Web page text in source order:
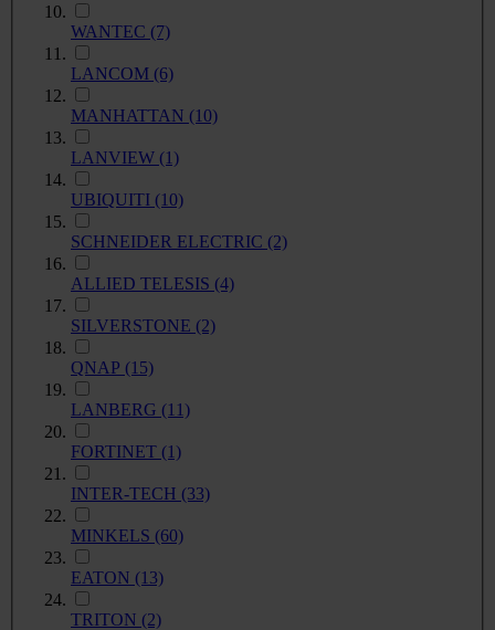
WANTEC (7)
LANCOM (6)
MANHATTAN (10)
LANVIEW (1)
UBIQUITI (10)
SCHNEIDER ELECTRIC (2)
ALLIED TELESIS (4)
SILVERSTONE (2)
QNAP (15)
LANBERG (11)
FORTINET (1)
INTER-TECH (33)
MINKELS (60)
EATON (13)
TRITON (2)